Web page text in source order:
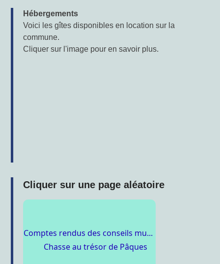
Hébergements
Voici les gîtes disponibles en location sur la
commune.
Cliquer sur l'image pour en savoir plus.
Cliquer sur une page aléatoire
Comptes rendus des conseils mu...
Chasse au trésor de Pâques